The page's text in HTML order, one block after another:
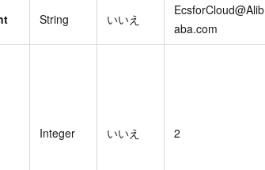
String いいえ
EcsforCloud@Alib
aba.com
Integer いいえ 2